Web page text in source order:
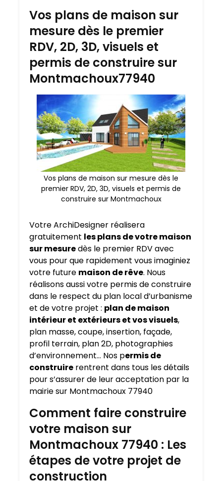
Vos plans de maison sur
mesure dès le premier
RDV, 2D, 3D, visuels et
permis de construire sur
Montmachoux77940
Vos plans de maison sur mesure dès le
premier RDV, 2D, 3D, visuels et permis de
construire sur Montmachoux
Votre ArchiDesigner réalisera
gratuitement les plans de votre maison
sur mesuredès le premier RDV avec
vous pour que rapidement vous imaginiez
votre future maison de rêve. Nous
réalisons aussi votre permis de construire
dans le respect du plan local d’urbanisme
et de votre projet : plan de maison
intérieur et extérieurs et vos visuels,
plan masse, coupe, insertion, façade,
profil terrain, plan 2D, photographies
d’environnement… Nos permis de
construire rentrent dans tous les détails
pour s’assurer de leur acceptation par la
mairie sur Montmachoux 77940
Comment faire construire
votre maison sur
Montmachoux 77940 : Les
étapes de votre projet de
construction